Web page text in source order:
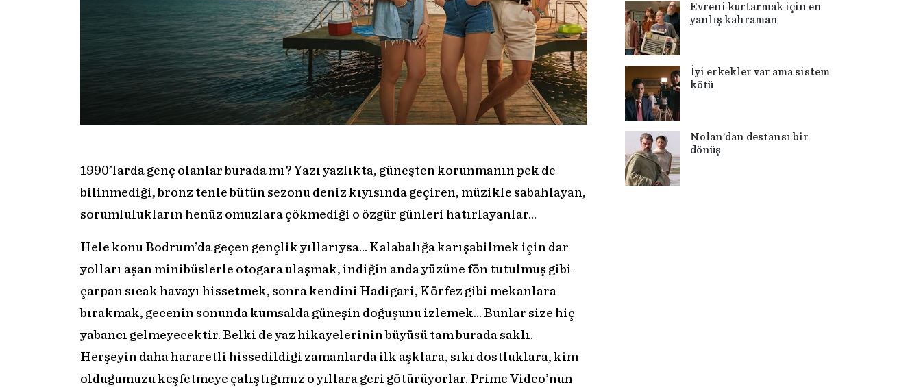
1990’larda genç olanlar burada mı? Yazı yazlıkta, güneşten korunmanın pek de
bilinmediği, bronz tenle bütün sezonu deniz kıyısında geçiren, müzikle sabahlayan,
sorumlulukların henüz omuzlara çökmediği o özgür günleri hatırlayanlar...
Hele konu Bodrum’da geçen gençlik yıllarıysa... Kalabalığa karışabilmek için dar
yolları aşan minibüslerle otogara ulaşmak, indiğin anda yüzüne fön tutulmuş gibi
çarpan sıcak havayı hissetmek, sonra kendini Hadigari, Körfez gibi mekanlara
bırakmak, gecenin sonunda kumsalda güneşin doğuşunu izlemek... Bunlar size hiç
yabancı gelmeyecektir. Belki de yaz hikayelerinin büyüsü tam burada saklı.
Herşeyin daha hararetli hissedildiği zamanlarda ilk aşklara, sıkı dostluklara, kim
olduğumuzu keşfetmeye çalıştığımız o yıllara geri götürüyorlar. Prime Video’nun
Evreni kurtarmak için en
yanlış kahraman
İyi erkekler var ama sistem
kötü
Nolan’dan destansı bir
dönüş